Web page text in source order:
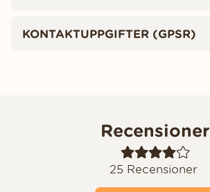
KONTAKTUPPGIFTER (GPSR)
Recensioner
25 Recensioner